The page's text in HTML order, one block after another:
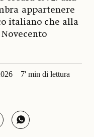
appartenere
italiano che alla
7' min di lettura